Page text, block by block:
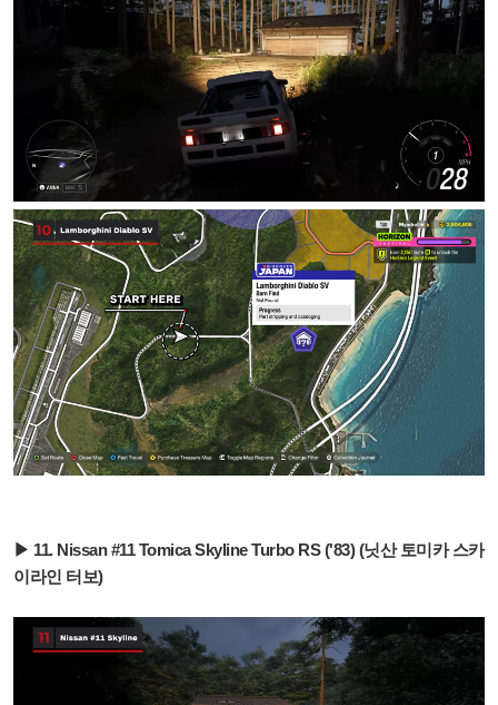
▶ 11. Nissan #11 Tomica Skyline Turbo RS ('83) (닛산 토미카 스카
이라인 터보)